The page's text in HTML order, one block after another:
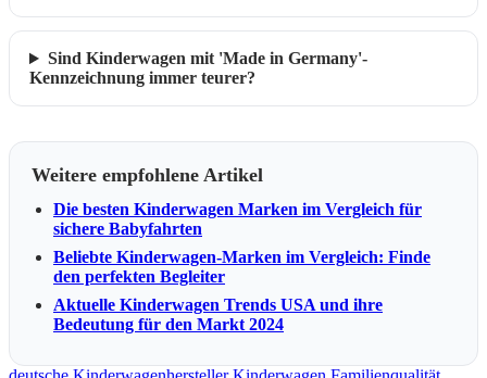
Sind Kinderwagen mit 'Made in Germany'-
Kennzeichnung immer teurer?
Weitere empfohlene Artikel
Die besten Kinderwagen Marken im Vergleich für
sichere Babyfahrten
Beliebte Kinderwagen-Marken im Vergleich: Finde
den perfekten Begleiter
Aktuelle Kinderwagen Trends USA und ihre
Bedeutung für den Markt 2024